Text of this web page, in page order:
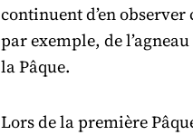
continuent d’en
par exemple, de
la Pâque.
Lors de la première